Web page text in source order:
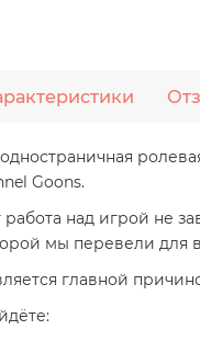
Goons.
над игрой не
мы перевели для
главной